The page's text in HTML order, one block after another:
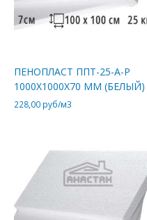
ПЕНОПЛАСТ ППТ-25-А-Р
1000Х1000Х70 ММ (БЕЛЫЙ)
228,00 руб/м3